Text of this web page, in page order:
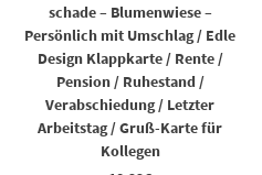
schade – Blumenwiese –
Persönlich mit Umschlag / Edle
Design Klappkarte / Rente /
Pension / Ruhestand /
Verabschiedung / Letzter
Arbeitstag / Gruß-Karte für
Kollegen